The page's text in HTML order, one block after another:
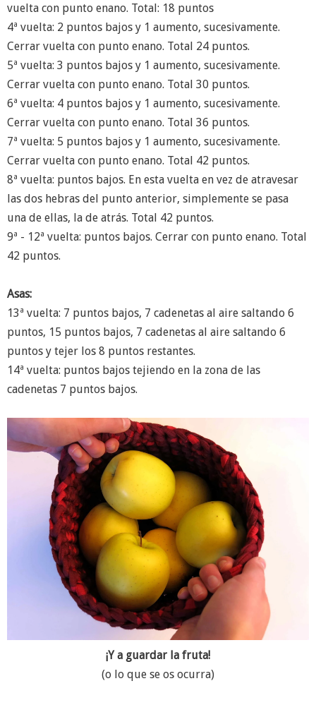
vuelta con punto enano. Total: 18 puntos
4ª vuelta: 2 puntos bajos y 1 aumento, sucesivamente.
Cerrar vuelta con punto enano. Total 24 puntos.
5ª vuelta: 3 puntos bajos y 1 aumento, sucesivamente.
Cerrar vuelta con punto enano. Total 30 puntos.
6ª vuelta: 4 puntos bajos y 1 aumento, sucesivamente.
Cerrar vuelta con punto enano. Total 36 puntos.
7ª vuelta: 5 puntos bajos y 1 aumento, sucesivamente.
Cerrar vuelta con punto enano. Total 42 puntos.
8ª vuelta: puntos bajos. En esta vuelta en vez de atravesar
las dos hebras del punto anterior, simplemente se pasa
una de ellas, la de atrás. Total 42 puntos.
9ª - 12ª vuelta: puntos bajos. Cerrar con punto enano. Total
42 puntos.
Asas:
13ª vuelta: 7 puntos bajos, 7 cadenetas al aire saltando 6
puntos, 15 puntos bajos, 7 cadenetas al aire saltando 6
puntos y tejer los 8 puntos restantes.
14ª vuelta: puntos bajos tejiendo en la zona de las
cadenetas 7 puntos bajos.
¡Y a guardar la fruta!
(o lo que se os ocurra)